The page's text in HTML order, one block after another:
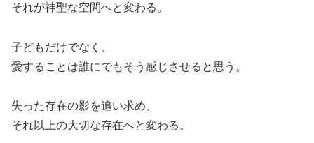
それが神聖な空間へと変わる。
子どもだけでなく、
愛することは誰にでもそう感じさせると思う。
失った存在の影を追い求め、
それ以上の大切な存在へと変わる。